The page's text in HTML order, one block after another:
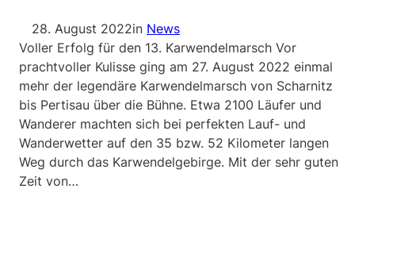
28. August 2022in News
Voller Erfolg für den 13. Karwendelmarsch Vor
prachtvoller Kulisse ging am 27. August 2022 einmal
mehr der legendäre Karwendelmarsch von Scharnitz
bis Pertisau über die Bühne. Etwa 2100 Läufer und
Wanderer machten sich bei perfekten Lauf- und
Wanderwetter auf den 35 bzw. 52 Kilometer langen
Weg durch das Karwendelgebirge. Mit der sehr guten
Zeit von…